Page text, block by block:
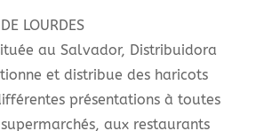
LOURDES
au Salvador, Distribuidora
et distribue des haricots
présentations à toutes
aux restaurants